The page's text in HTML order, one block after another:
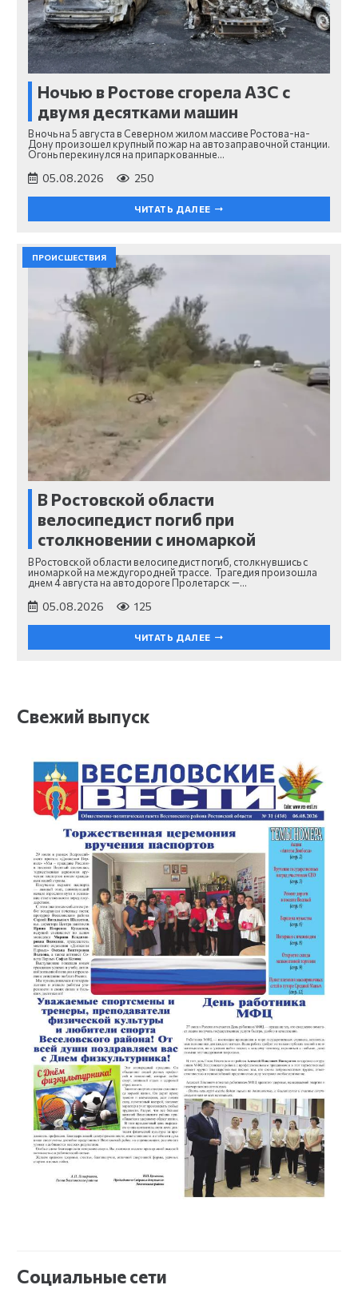
Ночью в Ростове сгорела АЗС с
двумя десятками машин
В ночь на 5 августа в Северном жилом массиве Ростова-на-
Дону произошел крупный пожар на автозаправочной станции.
Огонь перекинулся на припаркованные…
05.08.2026 250
ЧИТАТЬ ДАЛЕЕ
ПРОИСШЕСТВИЯ
В Ростовской области
велосипедист погиб при
столкновении с иномаркой
В Ростовской области велосипедист погиб, столкнувшись с
иномаркой на междугородней трассе. Трагедия произошла
днем 4 августа на автодороге Пролетарск —…
05.08.2026 125
ЧИТАТЬ ДАЛЕЕ
Свежий выпуск
Социальные сети